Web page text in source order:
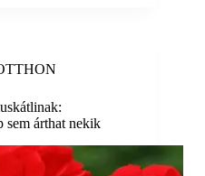
sem árthat nekik